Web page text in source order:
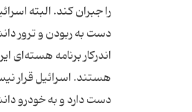
را جبران کند. البته
دست به ربودن و ترور
هستند. اسرائیل قرار
دست دارد و به خودرو